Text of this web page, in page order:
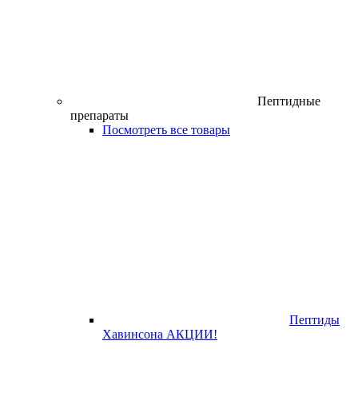
Пептидные
препараты
Посмотреть все товары
Пептиды
Хавинсона АКЦИИ!